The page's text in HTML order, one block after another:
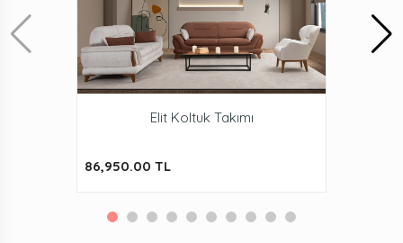
Elit Koltuk Takımı
86,950.00 TL